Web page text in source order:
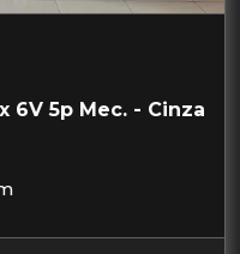
6V 5p Mec. - Cinza